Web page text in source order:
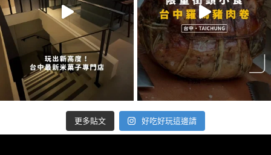
更多貼文 好吃好玩這邊請